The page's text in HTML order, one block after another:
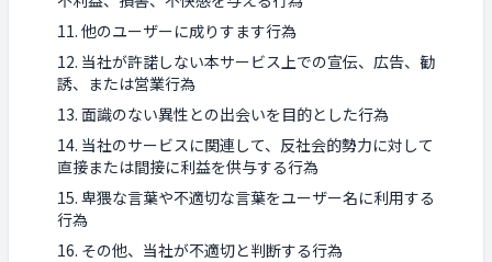
他のユーザーに成りすます行為
当社が許諾しない本サービス上での宣伝、広告、勧
誘、または営業行為
面識のない異性との出会いを目的とした行為
当社のサービスに関連して、反社会的勢力に対して
直接または間接に利益を供与する行為
卑猥な言葉や不適切な言葉をユーザー名に利用する
行為
その他、当社が不適切と判断する行為